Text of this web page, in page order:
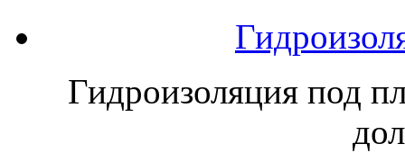
Гидроизоляция под